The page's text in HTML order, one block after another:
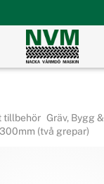
tillbehör Gräv, Bygg
(två grepar)